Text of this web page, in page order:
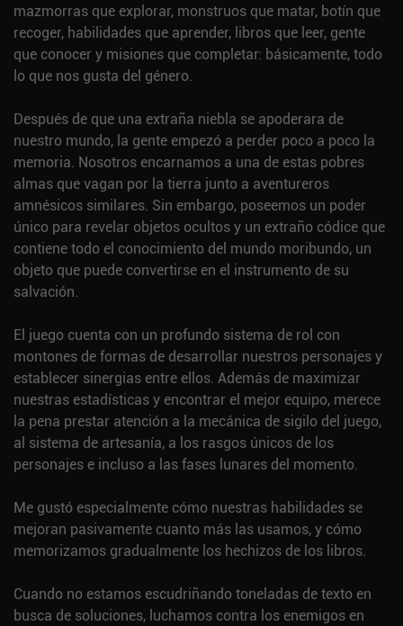
mazmorras que explorar, monstruos que matar, botín que
recoger, habilidades que aprender, libros que leer, gente
que conocer y misiones que completar: básicamente, todo
lo que nos gusta del género.
Después de que una extraña niebla se apoderara de
nuestro mundo, la gente empezó a perder poco a poco la
memoria. Nosotros encarnamos a una de estas pobres
almas que vagan por la tierra junto a aventureros
amnésicos similares. Sin embargo, poseemos un poder
único para revelar objetos ocultos y un extraño códice que
contiene todo el conocimiento del mundo moribundo, un
objeto que puede convertirse en el instrumento de su
salvación.
El juego cuenta con un profundo sistema de rol con
montones de formas de desarrollar nuestros personajes y
establecer sinergias entre ellos. Además de maximizar
nuestras estadísticas y encontrar el mejor equipo, merece
la pena prestar atención a la mecánica de sigilo del juego,
al sistema de artesanía, a los rasgos únicos de los
personajes e incluso a las fases lunares del momento.
Me gustó especialmente cómo nuestras habilidades se
mejoran pasivamente cuanto más las usamos, y cómo
memorizamos gradualmente los hechizos de los libros.
Cuando no estamos escudriñando toneladas de texto en
busca de soluciones, luchamos contra los enemigos en